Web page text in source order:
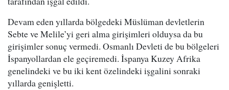
Devam eden yıllarda bölgedeki Müslüman devletlerin
Sebte ve Melile’yi geri alma girişimleri olduysa da bu
girişimler sonuç vermedi. Osmanlı Devleti de bu bölgeleri
İspanyollardan ele geçiremedi. İspanya Kuzey Afrika
genelindeki ve bu iki kent özelindeki işgalini sonraki
yıllarda genişletti.